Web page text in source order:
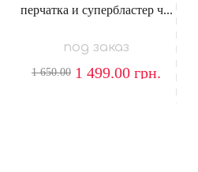
перчатка и супербластер ч...
под заказ
1 650.00 1 499.00 грн.